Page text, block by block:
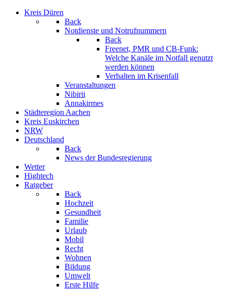
Kreis Düren
Back
Notdienste und Notrufnummern
Back
Freenet, PMR und CB-Funk:
Welche Kanäle im Notfall genutzt
werden können
Verhalten im Krisenfall
Veranstaltungen
Nibirii
Annakirmes
Städteregion Aachen
Kreis Euskirchen
NRW
Deutschland
Back
News der Bundesregierung
Wetter
Hightech
Ratgeber
Back
Hochzeit
Gesundheit
Familie
Urlaub
Mobil
Recht
Wohnen
Bildung
Umwelt
Erste Hilfe